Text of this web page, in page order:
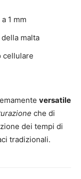
1 mm
malta
cellulare
versatile
che di
dei tempi di
tradizionali.